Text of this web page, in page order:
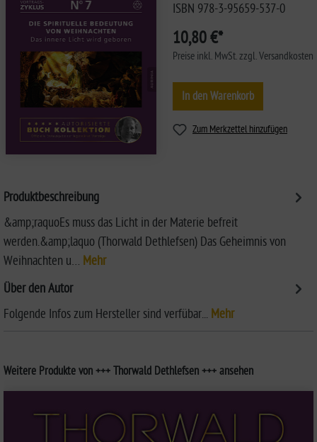
ISBN 978-3-95659-537-0
10,80 €*
Preise inkl. MwSt. zzgl. Versandkosten
In den Warenkorb
Zum Merkzettel hinzufügen
Produktbeschreibung
&amp;raquoEs muss das Licht in der Materie befreit
werden.&amp;laquo (Thorwald Dethlefsen) Das Geheimnis von
Weihnachten u… Mehr
Über den Autor
Folgende Infos zum Hersteller sind verfübar... Mehr
Weitere Produkte von +++ Thorwald Dethlefsen +++ ansehen